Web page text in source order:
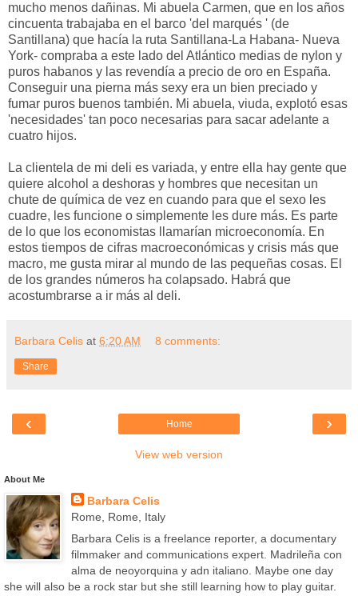
mucho menos dañinas. Mi abuela Carmen, que en los años
cincuenta trabajaba en el barco 'del marqués ' (de
Santillana) que hacía la ruta Santillana-La Habana- Nueva
York- compraba a este lado del Atlántico medias de nylon y
puros habanos y las revendía a precio de oro en España.
Conseguir una pierna más sexy era un bien preciado y
fumar puros buenos también. Mi abuela, viuda, explotó esas
'necesidades' tan poco necesarias para sacar adelante a
cuatro hijos.
La clientela de mi deli es variada, y entre ella hay gente que
quiere alcohol a deshoras y hombres que necesitan un
chute de química de vez en cuando para que el sexo les
cuadre, les funcione o simplemente les dure más. Es parte
de lo que los economistas llamarían microeconomía. En
estos tiempos de cifras macroeconómicas y crisis más que
macro, me gusta mirar al mundo de las pequeñas cosas. El
de los grandes números ha colapsado. Habrá que
acostumbrarse a ir más al deli.
Barbara Celis at 6:20 AM 8 comments:
Share
‹ ›
Home
View web version
About Me
Barbara Celis
Rome, Rome, Italy
Barbara Celis is a freelance reporter, a documentary
filmmaker and communications expert. Madrileña con
alma de neoyorquina y adn italiano. Maybe one day
she will also be a rock star but she still learning how to play guitar.